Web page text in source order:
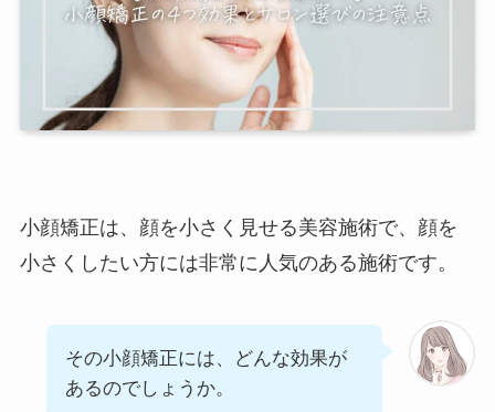
小顔矯正は、顔を小さく見せる美容施術で、顔を
小さくしたい方には非常に人気のある施術です。
その小顔矯正には、どんな効果が
あるのでしょうか。